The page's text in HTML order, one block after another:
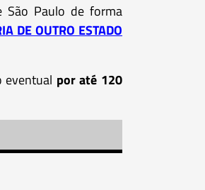
São Paulo de forma
DE OUTRO ESTADO
eventual por até 120